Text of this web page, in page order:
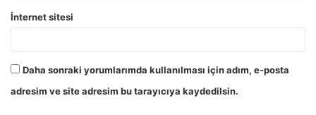
İnternet sitesi
Daha sonraki yorumlarımda kullanılması için adım, e-posta
adresim ve site adresim bu tarayıcıya kaydedilsin.